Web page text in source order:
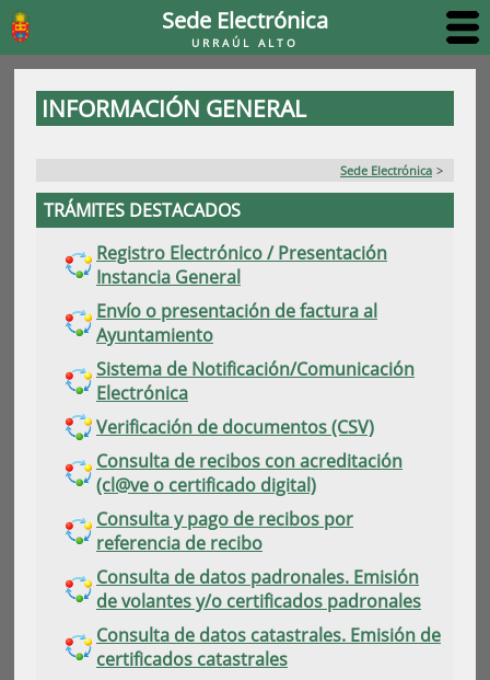
Sede Electrónica
URRAÚL ALTO
INFORMACIÓN GENERAL
Sede Electrónica >
TRÁMITES DESTACADOS
Registro Electrónico / Presentación
Instancia General
Envío o presentación de factura al
Ayuntamiento
Sistema de Notificación/Comunicación
Electrónica
Verificación de documentos (CSV)
Consulta de recibos con acreditación
(cl@ve o certificado digital)
Consulta y pago de recibos por
referencia de recibo
Consulta de datos padronales. Emisión
de volantes y/o certificados padronales
Consulta de datos catastrales. Emisión de
certificados catastrales